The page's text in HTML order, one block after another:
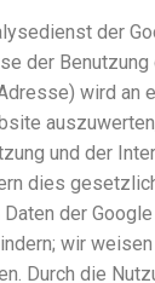
der
der
wird an
und der
dies
der
wir
Durch die